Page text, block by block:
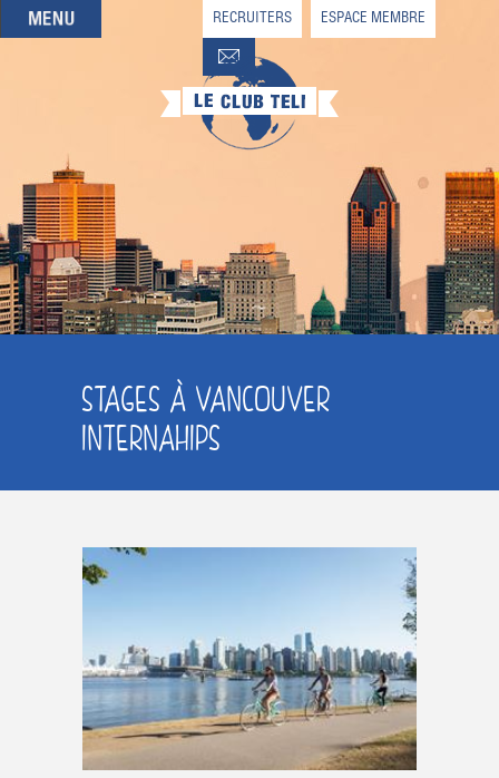
QUI SOMMES-NOUS
QUE CHERCHEZ-VOUS ?
NOS OFFRES PARTENAIRES
DEVENIR MEMBRE
RECRUITERS ESPACE MEMBRE
STAGES À VANCOUVER
INTERNAHIPS